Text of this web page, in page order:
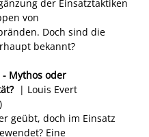
der Einsatztaktiken
von
Doch sind die
bekannt?
- Mythos oder
| Louis Evert
geübt, doch im Einsatz
Eine